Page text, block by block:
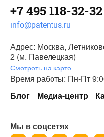
+7 495 118-32-32
info@patentus.ru
Адрес: Москва,
2 (м. Павелецкая)
Смотреть на карте
Время работы: Пн-Пт
Блог
Медиа-центр
Мы в соцсетях